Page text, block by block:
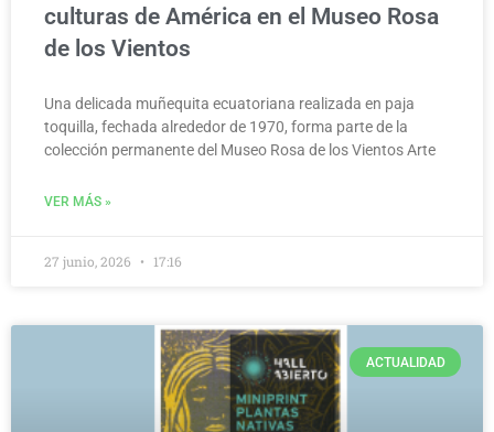
culturas de América en el Museo Rosa
de los Vientos
Una delicada muñequita ecuatoriana realizada en paja
toquilla, fechada alrededor de 1970, forma parte de la
colección permanente del Museo Rosa de los Vientos Arte
VER MÁS »
27 junio, 2026 17:16
ACTUALIDAD